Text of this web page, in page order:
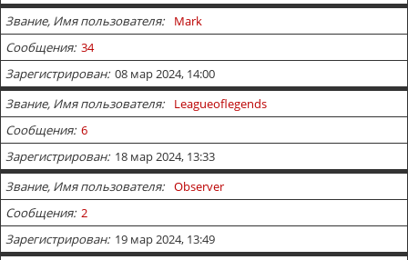
Звание, Имя пользователя
Mark
Сообщения 34
Зарегистрирован 08 мар 2024, 14:00
Звание, Имя пользователя
Leagueoflegends
Сообщения 6
Зарегистрирован 18 мар 2024, 13:33
Звание, Имя пользователя
Observer
Сообщения 2
Зарегистрирован 19 мар 2024, 13:49